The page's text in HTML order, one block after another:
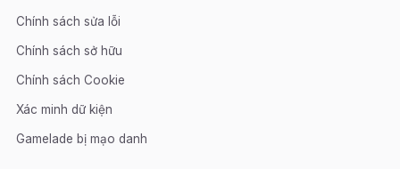
Chính sách sửa lỗi
Chính sách sở hữu
Chính sách Cookie
Xác minh dữ kiện
Gamelade bị mạo danh